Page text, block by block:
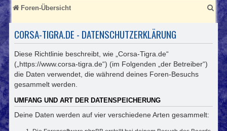
Foren-Übersicht
S
u
h
CORSA-TIGRA.DE - DATENSCHUTZERKLÄRUNG
Diese Richtlinie beschreibt, wie „Corsa-Tigra.de“
(„https://www.corsa-tigra.de“) (im Folgenden „der Betreiber“)
die Daten verwendet, die während deines Foren-Besuchs
gesammelt werden.
UMFANG UND ART DER DATENSPEICHERUNG
Deine Daten werden auf vier verschiedene Arten gesammelt: